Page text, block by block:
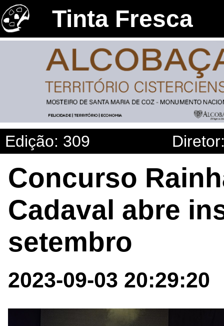
Tinta Fresca
Edição: 309
Concurso
Cadaval abre
setembro
2023-09-03 20:29:20